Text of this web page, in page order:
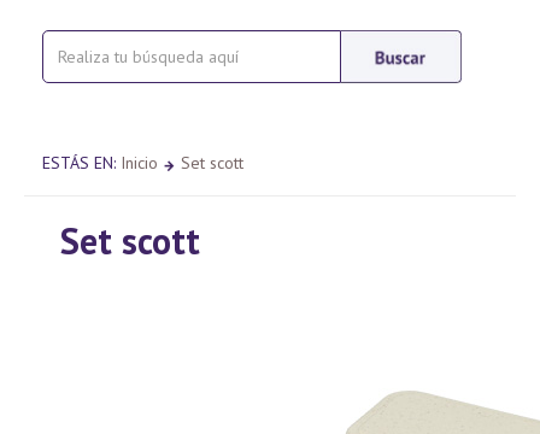
ESTÁS EN: Inicio Set scott
Set scott